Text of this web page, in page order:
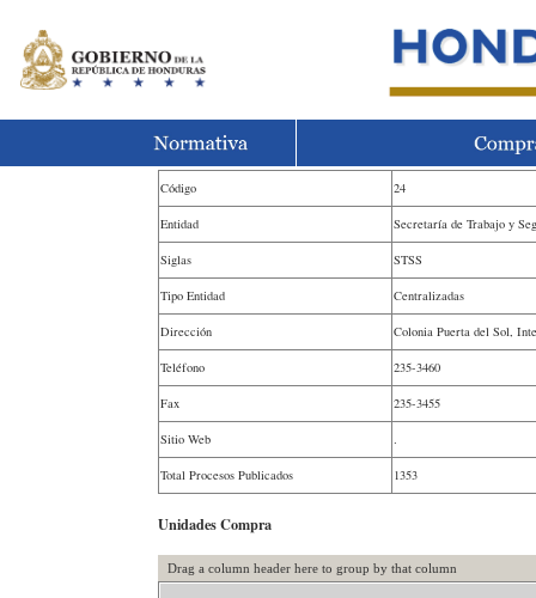
Código 24
Entidad Secretaría de Trabajo y
Siglas STSS
Tipo Entidad Centralizadas
Dirección Colonia Puerta del Sol,
Teléfono 235-3460
Fax 235-3455
Sitio Web .
Total Procesos Publicados 1353
Unidades Compra
Drag a column header here to group by that column